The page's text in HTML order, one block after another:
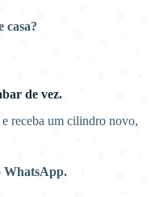
casa?
de vez.
e receba um cilindro novo,
WhatsApp.